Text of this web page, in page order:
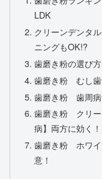
LDK
クリーンデンタ
ニングもOK!?
歯磨き粉の選び
歯磨き粉 むし歯
歯磨き粉 歯周病
歯磨き粉 クリー
病】両方に効く！
歯磨き粉 ホワイ
意！